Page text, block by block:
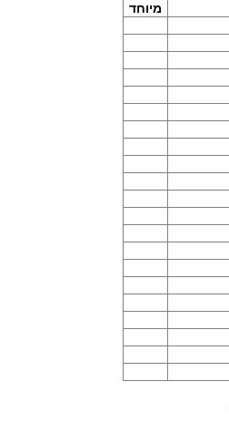
מיוחד